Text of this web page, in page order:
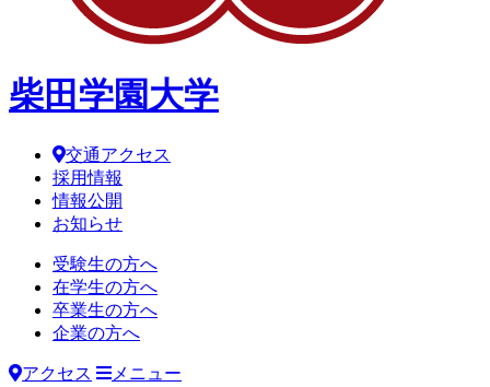
柴田学園大学
交通アクセス
採用情報
情報公開
お知らせ
受験生の方へ
在学生の方へ
卒業生の方へ
企業の方へ
アクセス メニュー